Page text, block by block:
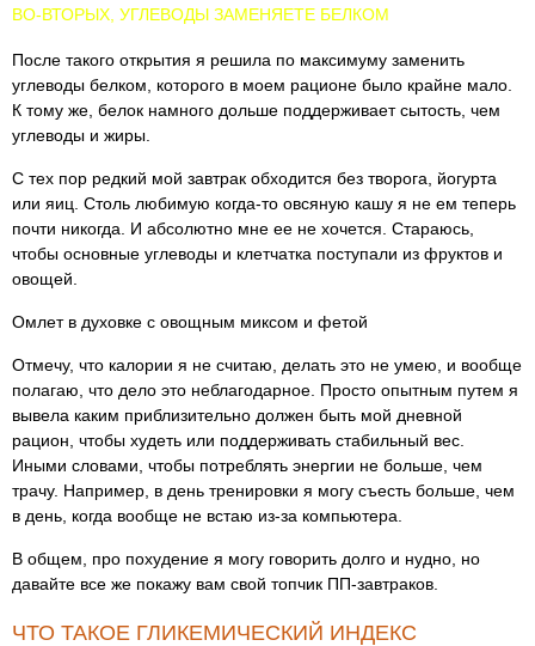
ВО-ВТОРЫХ, УГЛЕВОДЫ ЗАМЕНЯЕТЕ БЕЛКОМ
После такого открытия я решила по максимуму заменить
углеводы белком, которого в моем рационе было крайне мало.
К тому же, белок намного дольше поддерживает сытость, чем
углеводы и жиры.
С тех пор редкий мой завтрак обходится без творога, йогурта
или яиц. Столь любимую когда-то овсяную кашу я не ем теперь
почти никогда. И абсолютно мне ее не хочется. Стараюсь,
чтобы основные углеводы и клетчатка поступали из фруктов и
овощей.
Омлет в духовке с овощным миксом и фетой
Отмечу, что калории я не считаю, делать это не умею, и вообще
полагаю, что дело это неблагодарное. Просто опытным путем я
вывела каким приблизительно должен быть мой дневной
рацион, чтобы худеть или поддерживать стабильный вес.
Иными словами, чтобы потреблять энергии не больше, чем
трачу. Например, в день тренировки я могу съесть больше, чем
в день, когда вообще не встаю из-за компьютера.
В общем, про похудение я могу говорить долго и нудно, но
давайте все же покажу вам свой топчик ПП-завтраков.
ЧТО ТАКОЕ ГЛИКЕМИЧЕСКИЙ ИНДЕКС